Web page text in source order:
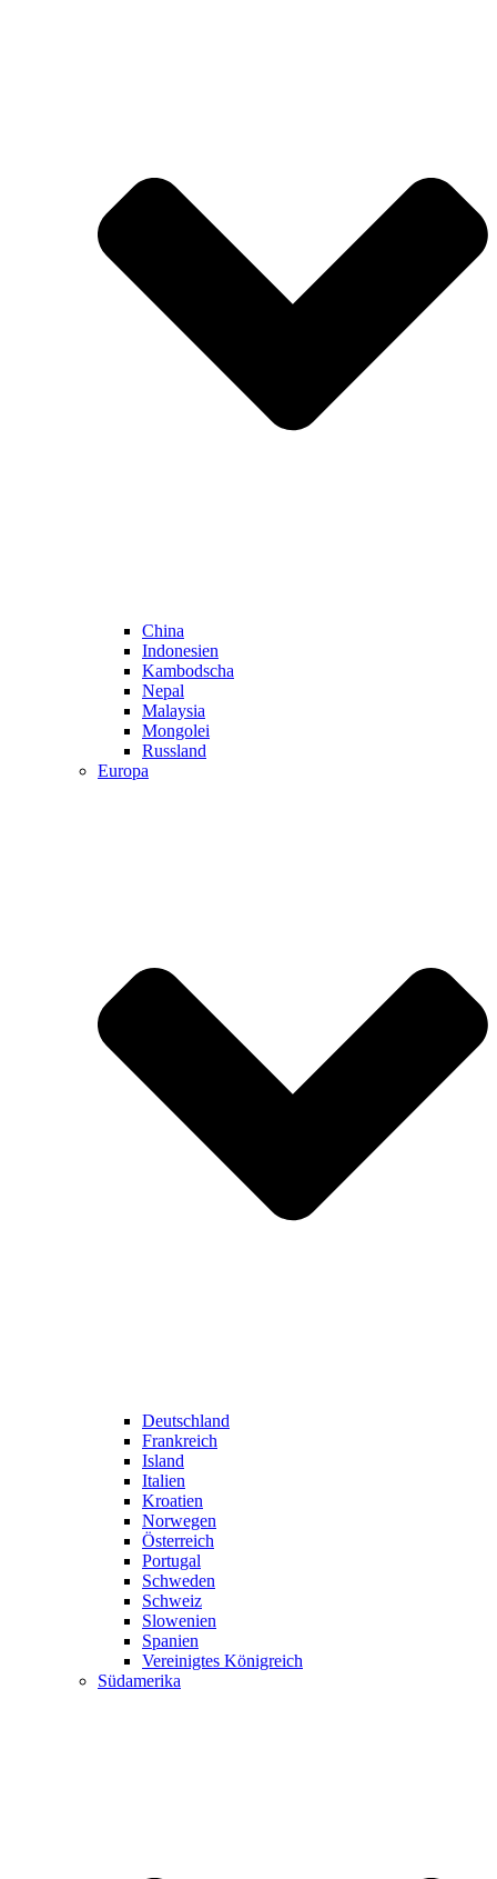
China
Indonesien
Kambodscha
Nepal
Malaysia
Mongolei
Russland
Europa
Deutschland
Frankreich
Island
Italien
Kroatien
Norwegen
Österreich
Portugal
Schweden
Schweiz
Slowenien
Spanien
Vereinigtes Königreich
Südamerika